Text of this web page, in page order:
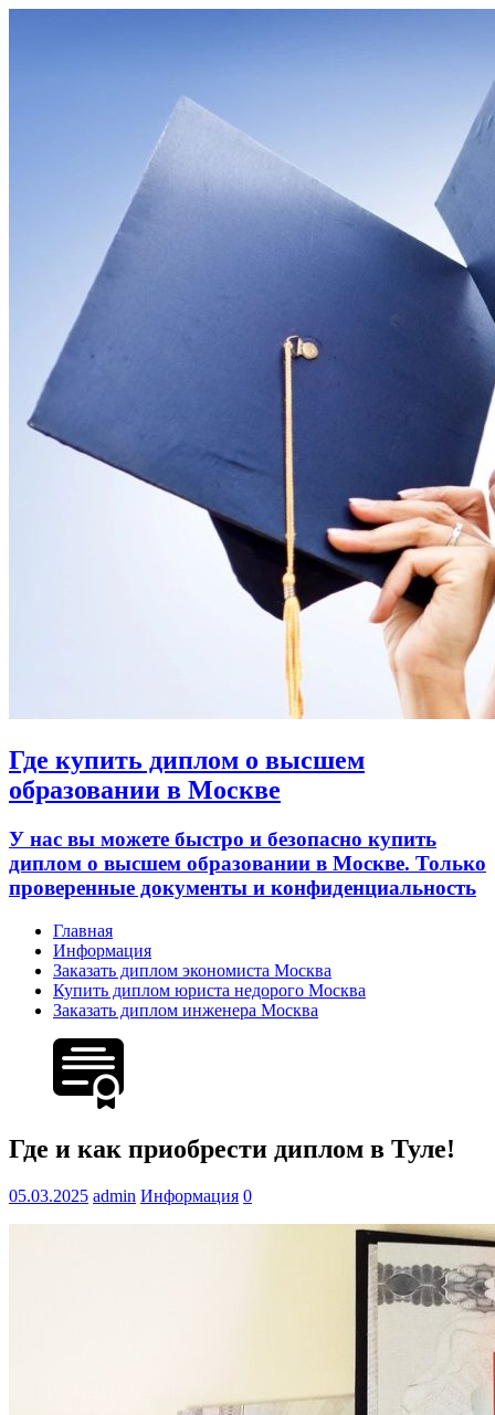
Где купить диплом о высшем
образовании в Москве
У нас вы можете быстро и безопасно купить
диплом о высшем образовании в Москве. Только
проверенные документы и конфиденциальность
Главная
Информация
Заказать диплом экономиста Москва
Купить диплом юриста недорого Москва
Заказать диплом инженера Москва
Где и как приобрести диплом в Туле!
05.03.2025 admin Информация 0